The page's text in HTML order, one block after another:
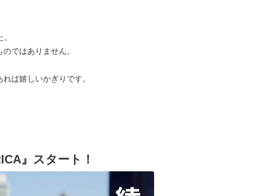
ではありません。
ば嬉しいかぎりです。
』スタート！